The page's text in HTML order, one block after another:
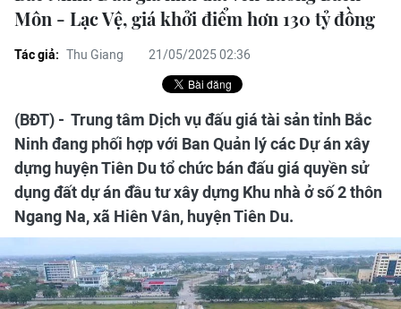
Môn - Lạc Vệ, giá khởi điểm hơn 130 tỷ đồng
Tác giả: Thu Giang 21/05/2025 02:36
(BĐT) - Trung tâm Dịch vụ đấu giá tài sản tỉnh Bắc
Ninh đang phối hợp với Ban Quản lý các Dự án xây
dựng huyện Tiên Du tổ chức bán đấu giá quyền sử
dụng đất dự án đầu tư xây dựng Khu nhà ở số 2 thôn
Ngang Na, xã Hiên Vân, huyện Tiên Du.